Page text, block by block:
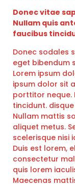
Donec vitae
Nullam quis
faucibus
Donec sodales
eget bibendum
Lorem ipsum
ipsum dolor sit
porttitor neque.
tincidunt.
Nullam mattis
aliquet metus.
scelerisque nisi
Duis est lorem,
consectetur
quis lorem
Maecenas